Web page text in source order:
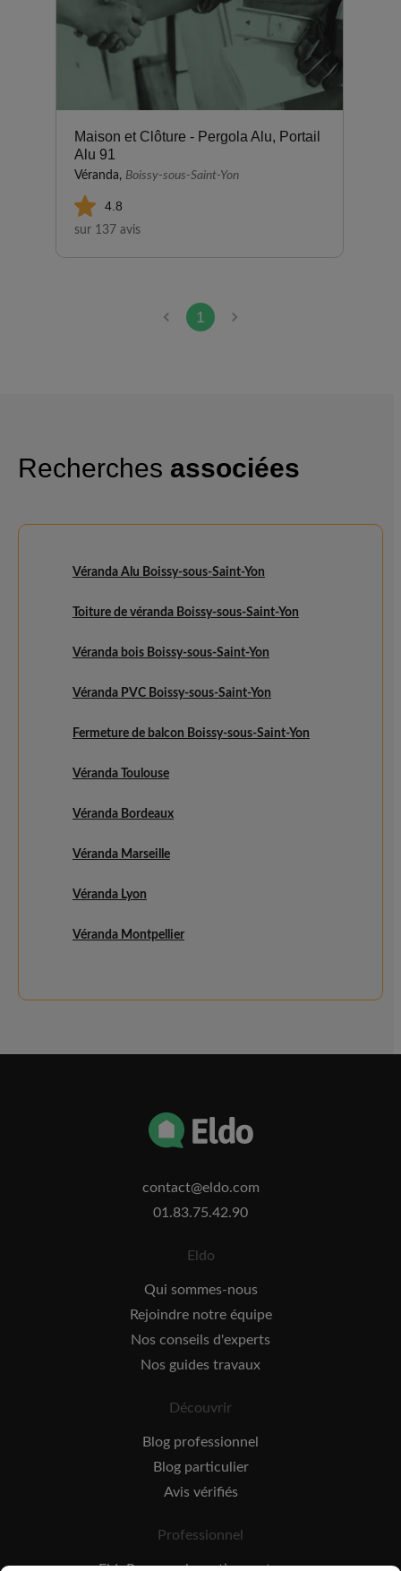
Maison et Clôture - Pergola Alu, Portail
Alu 91
Véranda, Boissy-sous-Saint-Yon
4.8
sur 137 avis
1
Recherches associées
Véranda Alu Boissy-sous-Saint-Yon
Toiture de véranda Boissy-sous-Saint-Yon
Véranda bois Boissy-sous-Saint-Yon
Véranda PVC Boissy-sous-Saint-Yon
Fermeture de balcon Boissy-sous-Saint-Yon
Véranda Toulouse
Véranda Bordeaux
Véranda Marseille
Véranda Lyon
Véranda Montpellier
contact@eldo.com
01.83.75.42.90
Eldo
Qui sommes-nous
Rejoindre notre équipe
Nos conseils d'experts
Nos guides travaux
Découvrir
Blog professionnel
Blog particulier
Avis vérifiés
Professionnel